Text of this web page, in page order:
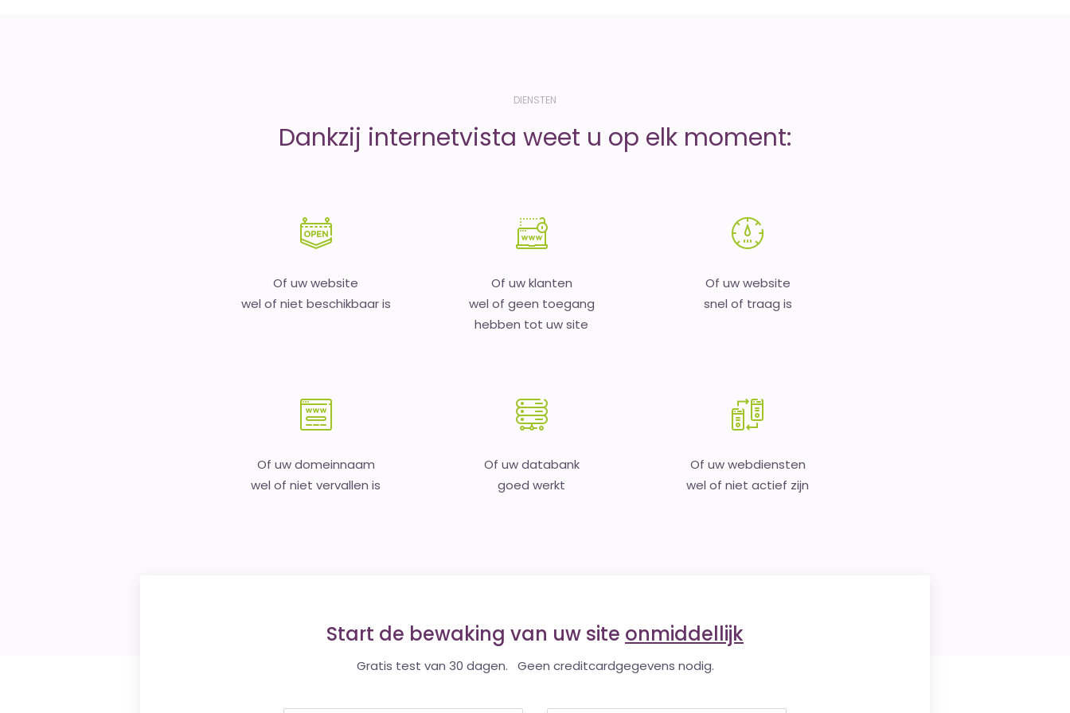
DIENSTEN
Dankzij internetvista weet u op elk moment:
Of uw website
wel of niet beschikbaar is
Of uw klanten
wel of geen toegang
hebben tot uw site
Of uw website
snel of traag is
Of uw domeinnaam
wel of niet vervallen is
Of uw databank
goed werkt
Of uw webdiensten
wel of niet actief zijn
Start de bewaking van uw site onmiddellijk
Gratis test van 30 dagen. Geen creditcardgegevens nodig.